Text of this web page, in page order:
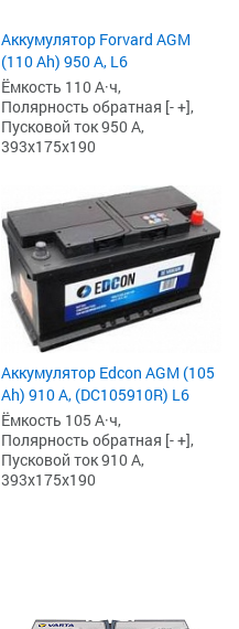
Аккумулятор Forvard AGM
(110 Ah) 950 А, L6
Ёмкость 110 А·ч,
Полярность обратная [- +],
Пусковой ток 950 А,
393x175x190
Аккумулятор Edcon AGM (105
Ah) 910 А, (DC105910R) L6
Ёмкость 105 А·ч,
Полярность обратная [- +],
Пусковой ток 910 А,
393x175x190